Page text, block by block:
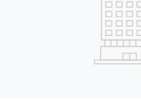
Офисно-